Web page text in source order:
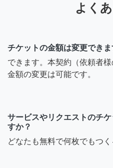
よく
チケットの金額は変更できま
できます。本契約（依頼者
金額の変更は可能です。
サービスやリクエストのチ
すか？
どなたも無料で何枚でもつく